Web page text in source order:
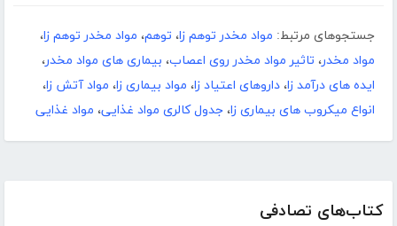
کتاب‌های تصادفی
جستجوهای مرتبط: مواد مخدر توهم زا، توهم، مواد مخدر توهم زا،
مواد مخدر، تاثیر مواد مخدر روی اعصاب، بیماری های مواد مخدر،
ایده های درآمد زا، داروهای اعتیاد زا، مواد بیماری زا، مواد آتش زا،
انواع میکروب های بیماری زا، جدول کالری مواد غذایی، مواد غذایی